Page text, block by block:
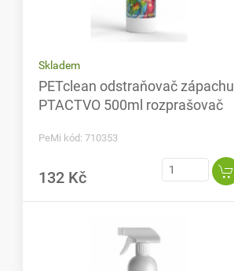
Skladem
PETclean odstraňovač zápachu
PTACTVO 500ml rozprašovač
PeMi kód: 710353
132 Kč